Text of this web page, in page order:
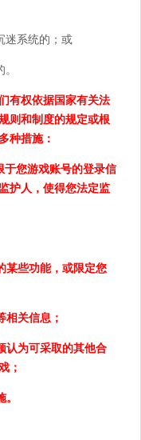
迷系统的；或
有权依据国家有关法
则和制度的规定或根
种措施：
于您游戏账号的登录信
护人，使得您法定监
某些功能，或限定您
关信息；
认为可采取的其他合
；